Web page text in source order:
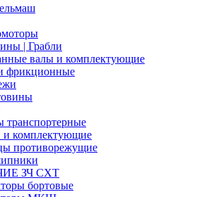
| Грабли
валы и комплектующие
фрикционные
транспортерные
комплектующие
противорежущие
ЗЧ СХТ
бортовые